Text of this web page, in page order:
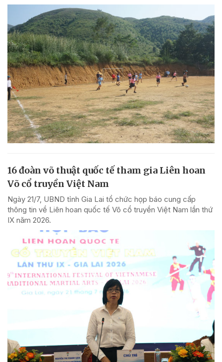
16 đoàn võ thuật quốc tế tham gia Liên hoan
Võ cổ truyền Việt Nam
Ngày 21/7, UBND tỉnh Gia Lai tổ chức họp báo cung cấp
thông tin về Liên hoan quốc tế Võ cổ truyền Việt Nam lần thứ
IX năm 2026.